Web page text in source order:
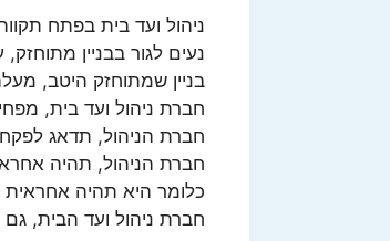
ניהול ועד בית בפתח
נעים לגור בבניין
בניין שמתוחזק היטב,
חברת ניהול ועד בית,
חברת הניהול, תדאג לפקח
חברת הניהול, תהיה
כלומר היא תהיה
חברת ניהול ועד הבית,